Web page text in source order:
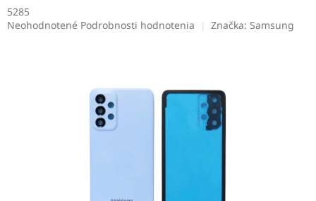
5285
Priemerné
Neohodnotené Podrobnosti hodnotenia Značka: Samsung